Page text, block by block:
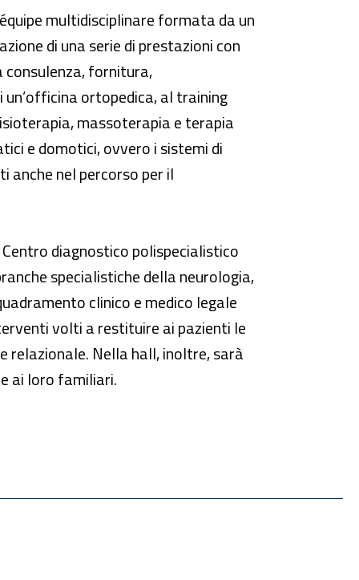
multidisciplinare formata da un
di una serie di prestazioni con
consulenza, fornitura,
ortopedica, al training
massoterapia e terapia
e domotici, ovvero i sistemi di
anche nel percorso per il
diagnostico polispecialistico
specialistiche della neurologia,
clinico e medico legale
volti a restituire ai pazienti le
relazionale. Nella hall, inoltre, sarà
ai loro familiari.